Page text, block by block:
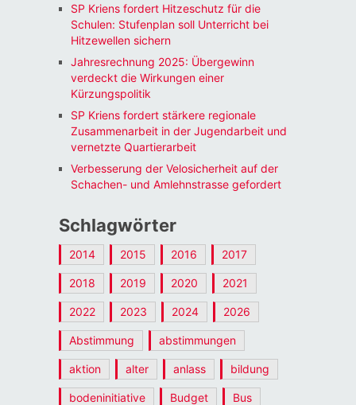
SP Kriens fordert Hitzeschutz für die
Schulen: Stufenplan soll Unterricht bei
Hitzewellen sichern
Jahresrechnung 2025: Übergewinn
verdeckt die Wirkungen einer
Kürzungspolitik
SP Kriens fordert stärkere regionale
Zusammenarbeit in der Jugendarbeit und
vernetzte Quartierarbeit
Verbesserung der Velosicherheit auf der
Schachen- und Amlehnstrasse gefordert
Schlagwörter
2014 2015 2016 2017
2018 2019 2020 2021
2022 2023 2024 2026
Abstimmung abstimmungen
aktion alter anlass bildung
bodeninitiative Budget Bus